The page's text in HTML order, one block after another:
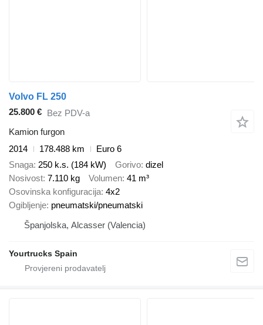
Volvo FL 250
25.800 € Bez PDV-a
Kamion furgon
2014
178.488 km
Euro 6
Snaga 250 k.s. (184 kW) Gorivo dizel
Nosivost 7.110 kg Volumen 41 m³
Osovinska konfiguracija 4x2
Ogibljenje pneumatski/pneumatski
Španjolska, Alcasser (Valencia)
Yourtrucks Spain